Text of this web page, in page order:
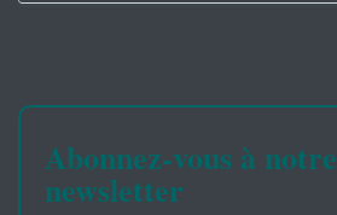
Abonnez-vous à notre
newsletter